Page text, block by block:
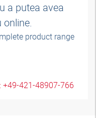
a putea avea
product range
+49-421-48907-766